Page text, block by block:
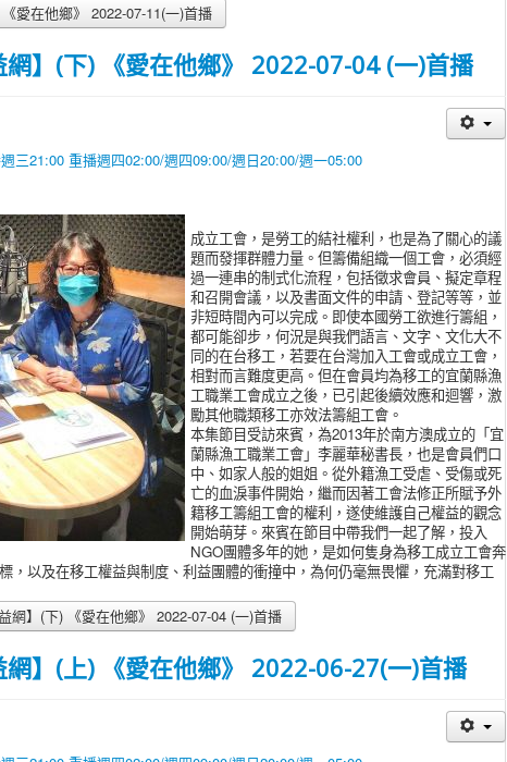
愛在他鄉》 2022-07-11(一)首播
網】(下) 《愛在他鄉》 2022-07-04 (一)首播
三21:00 重播週四02:00/週四09:00/週日20:00/週一05:00
成立工會，是勞工的結社權利，也是為了關心的議
題而發揮群體力量。但籌備組織一個工會，必須經
過一連串的制式化流程，包括徵求會員、擬定章程
和召開會議，以及書面文件的申請、登記等等，並
非短時間內可以完成。即使本國勞工欲進行籌組，
都可能卻步，何況是與我們語言、文字、文化大不
同的在台移工，若要在台灣加入工會或成立工會，
相對而言難度更高。但在會員均為移工的宜蘭縣漁
工職業工會成立之後，已引起後續效應和迴響，激
勵其他職類移工亦效法籌組工會。
本集節目受訪來賓，為2013年於南方澳成立的「宜
蘭縣漁工職業工會」李麗華秘書長，也是會員們口
中、如家人般的姐姐。從外籍漁工受虐、受傷或死
亡的血淚事件開始，繼而因著工會法修正所賦予外
籍移工籌組工會的權利，遂使維護自己權益的觀念
開始萌芽。來賓在節目中帶我們一起了解，投入
NGO團體多年的她，是如何隻身為移工成立工會奔
，以及在移工權益與制度、利益團體的衝撞中，為何仍毫無畏懼，充滿對移工
網】(下) 《愛在他鄉》 2022-07-04 (一)首播
網】(上) 《愛在他鄉》 2022-06-27(一)首播